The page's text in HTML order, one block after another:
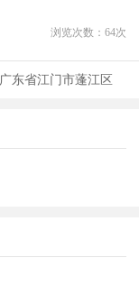
浏览次数： 64次
广东省江门市蓬江区